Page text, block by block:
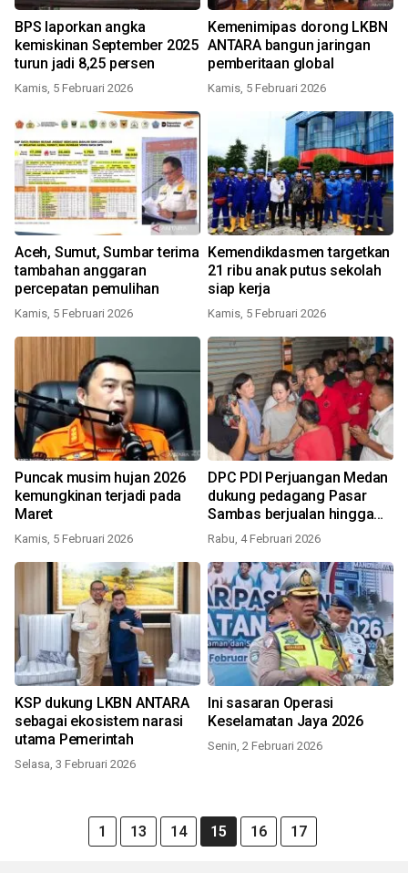
BPS laporkan angka
kemiskinan September 2025
turun jadi 8,25 persen
Kamis, 5 Februari 2026
Kemenimipas dorong LKBN
ANTARA bangun jaringan
pemberitaan global
Kamis, 5 Februari 2026
Aceh, Sumut, Sumbar terima
tambahan anggaran
percepatan pemulihan
Kamis, 5 Februari 2026
Kemendikdasmen targetkan
21 ribu anak putus sekolah
siap kerja
Kamis, 5 Februari 2026
Puncak musim hujan 2026
kemungkinan terjadi pada
Maret
Kamis, 5 Februari 2026
DPC PDI Perjuangan Medan
dukung pedagang Pasar
Sambas berjualan hingga
akhir Maret
Rabu, 4 Februari 2026
KSP dukung LKBN ANTARA
sebagai ekosistem narasi
utama Pemerintah
Selasa, 3 Februari 2026
Ini sasaran Operasi
Keselamatan Jaya 2026
Senin, 2 Februari 2026
1 13 14 15 16 17